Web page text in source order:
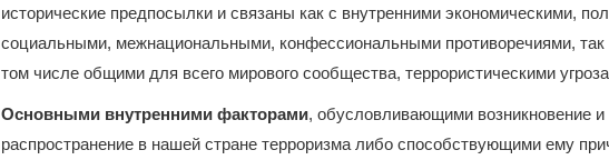
исторические предпосылки и связаны как с внутренними экономическими,
социальными, межнациональными, конфессиональными противоречиями,
том числе общими для всего мирового сообщества, террористическими
Основными внутренними факторами, обусловливающими возникновение и
распространение в нашей стране терроризма либо способствующими ему